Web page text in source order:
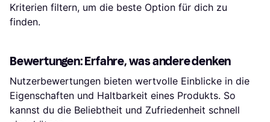
Kriterien filtern, um die beste Option für dich zu
finden.
Bewertungen: Erfahre, was andere denken
Nutzerbewertungen bieten wertvolle Einblicke in die
Eigenschaften und Haltbarkeit eines Produkts. So
kannst du die Beliebtheit und Zufriedenheit schnell